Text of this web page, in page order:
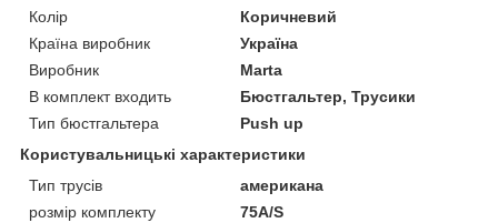
Колір
Коричневий
Країна виробник
Україна
Виробник
Marta
В комплект входить
Бюстгальтер, Трусики
Тип бюстгальтера
Push up
Користувальницькі характеристики
Тип трусів
американа
розмір комплекту
75A/S